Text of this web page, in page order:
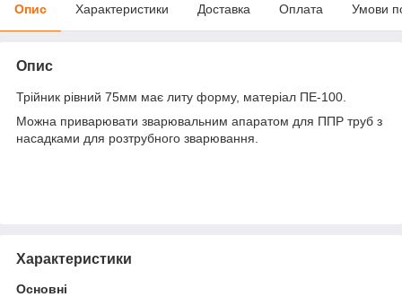
Опис Характеристики Доставка Оплата Умови
Опис
Трійник рівний 75мм має литу форму, матеріал ПЕ-100.
Можна приварювати зварювальним апаратом для ППР труб з
насадками для розтрубного зварювання.
Характеристики
Основні